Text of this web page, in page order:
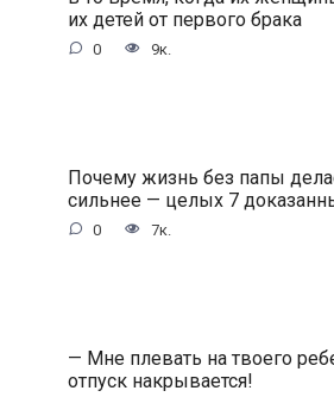
их детей от первого брака
0 9к.
Почему жизнь без папы
сильнее — целых 7
0 7к.
— Мне плевать на твоего
отпуск накрывается!